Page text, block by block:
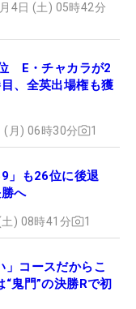
4日 (土) 05時42分
E・チャカラが2
、全英出場権も獲
(月) 06時30分 1
」も26位に後退
へ
) 08時41分 1
」コースだからこ
鬼門”の決勝Rで初